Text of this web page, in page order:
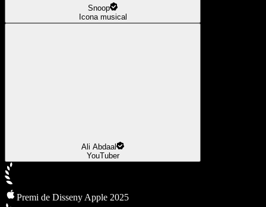
Snoop
Icona musical
Ali Abdaal
YouTuber
Premi de Disseny Apple 2025